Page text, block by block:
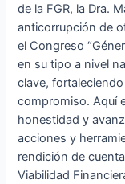
de la FGR, la Dra.
anticorrupción de
el Congreso
en su tipo a nivel
clave,
compromiso. Aquí
honestidad y
acciones y
rendición de
Viabilidad